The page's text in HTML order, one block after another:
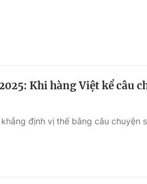
Khi hàng Việt kể câu
định vị thế bằng câu chuyện